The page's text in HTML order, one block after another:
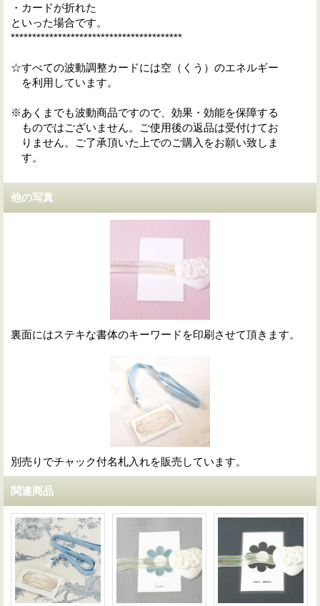
・カードが折れた
といった場合です。
****************************************
☆すべての波動調整カードには空（くう）のエネルギー
を利用しています。
※あくまでも波動商品ですので、効果・効能を保障する
ものではございません。ご使用後の返品は受付けてお
りません。ご了承頂いた上でのご購入をお願い致しま
す。
他の写真
裏面にはステキな書体のキーワードを印刷させて頂きます。
別売りでチャック付名札入れを販売しています。
関連商品